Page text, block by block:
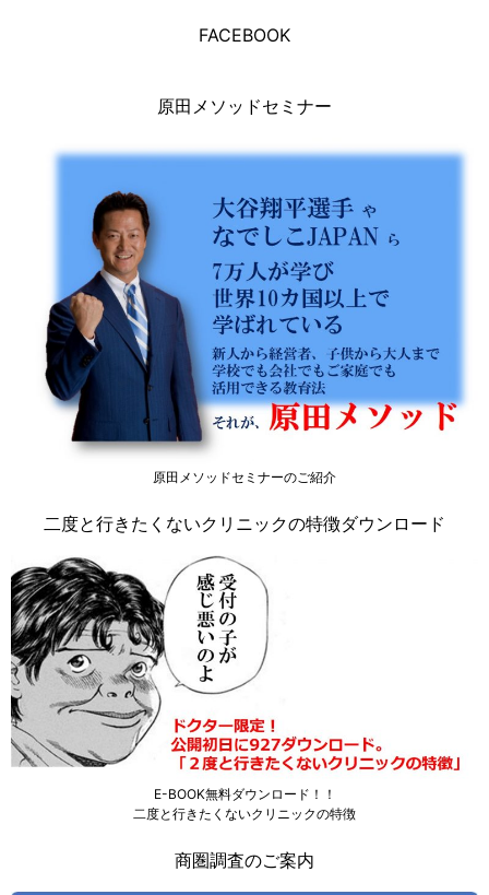
FACEBOOK
原田メソッドセミナー
原田メソッドセミナーのご紹介
二度と行きたくないクリニックの特徴ダウンロード
E-BOOK無料ダウンロード！！
二度と行きたくないクリニックの特徴
商圏調査のご案内